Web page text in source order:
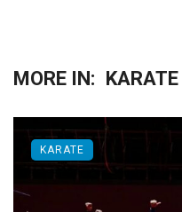
MORE IN: KARATE
KARATE